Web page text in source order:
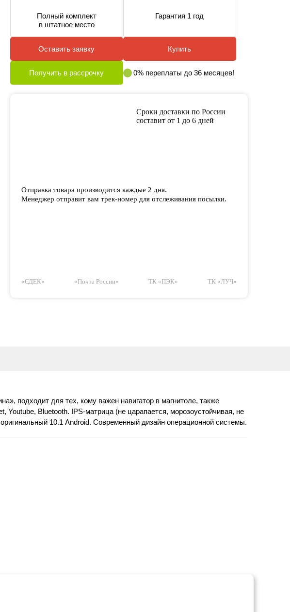
Полный комплект
в штатное место
Гарантия 1 год
Оставить заявку Купить
Получить в рассрочку 0% переплаты до 36 месяцев!
Сроки доставки по России
составит от 1 до 6 дней
Отправка товара производится каждые 2 дня.
Менеджер отправит вам трек-номер для отслеживания посылки.
«СДЕК» «Почта России» ТК «ПЭК» ТК «ЛУЧ»
подходит для тех, кому важен навигатор в магнитоле, также
Bluetooth. IPS-матрица (не царапается, морозоустойчивая, не
10.1 Android. Современный дизайн операционной системы.